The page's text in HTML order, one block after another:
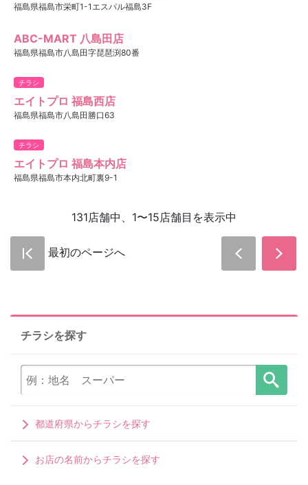
福島県福島市栄町1-1エスパル福島3F
ABC-MART 八島田店
福島県福島市八島田字琵琶渕80番
チラシ
エイトプロ 福島西店
福島県福島市八島田勝口63
チラシ
エイトプロ 福島本内店
福島県福島市本内北町裏9-1
131店舗中、1〜15店舗目を表示中
最初のページへ
チラシを探す
都道府県からチラシを探す
お店の名前からチラシを探す